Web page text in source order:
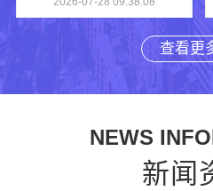
查看更
NEWS
新闻